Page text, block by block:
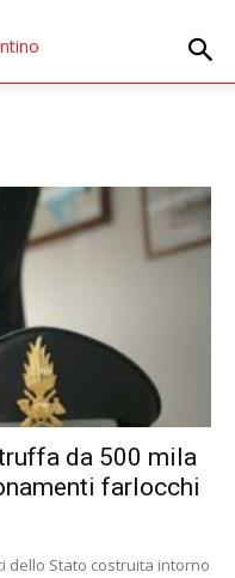
da 500 mila
farlocchi
dello Stato costruita intorno